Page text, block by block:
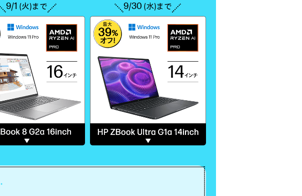
9/1 (火)まで 9/30(水)まで